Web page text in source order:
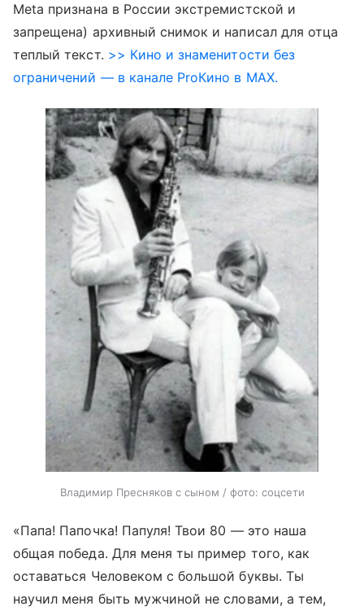
Meta признана в России экстремистской и
запрещена) архивный снимок и написал для отца
теплый текст. >> Кино и знаменитости без
ограничений — в канале ProКино в MAX.
Владимир Пресняков с сыном / фото: соцсети
«Папа! Папочка! Папуля! Твои 80 — это наша
общая победа. Для меня ты пример того, как
оставаться Человеком с большой буквы. Ты
научил меня быть мужчиной не словами, а тем,